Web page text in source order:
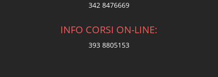
342 8476669
INFO CORSI ON-LINE:
393 8805153